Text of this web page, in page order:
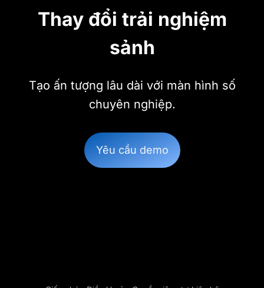
Thay đổi trải nghiệm
sảnh
Tạo ấn tượng lâu dài với màn hình số
chuyên nghiệp.
Yêu cầu demo